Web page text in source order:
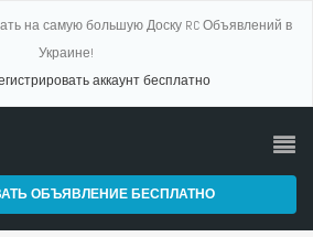
на самую большую Доску RC Объявлений в
Украине!
аккаунт бесплатно
ОБЪЯВЛЕНИЕ БЕСПЛАТНО